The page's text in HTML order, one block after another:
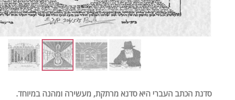
סדנת הכתב העברי היא סדנא מרתקת, מעשירה ומהנה במיוחד.